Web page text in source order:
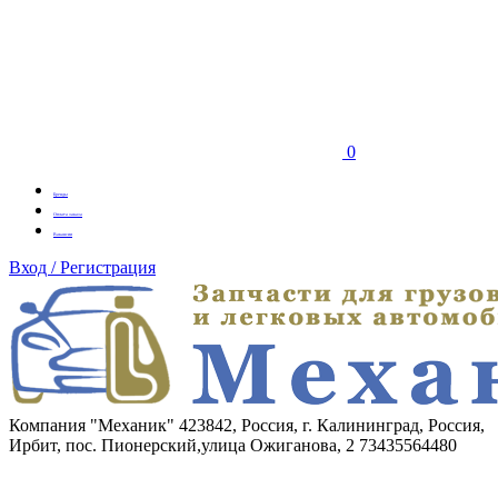
0
Бренды
Оплата заказа
Вакансии
Вход / Регистрация
Компания "Механик" 423842, Россия, г. Калининград, Россия,
Ирбит, пос. Пионерский,улица Ожиганова, 2 73435564480